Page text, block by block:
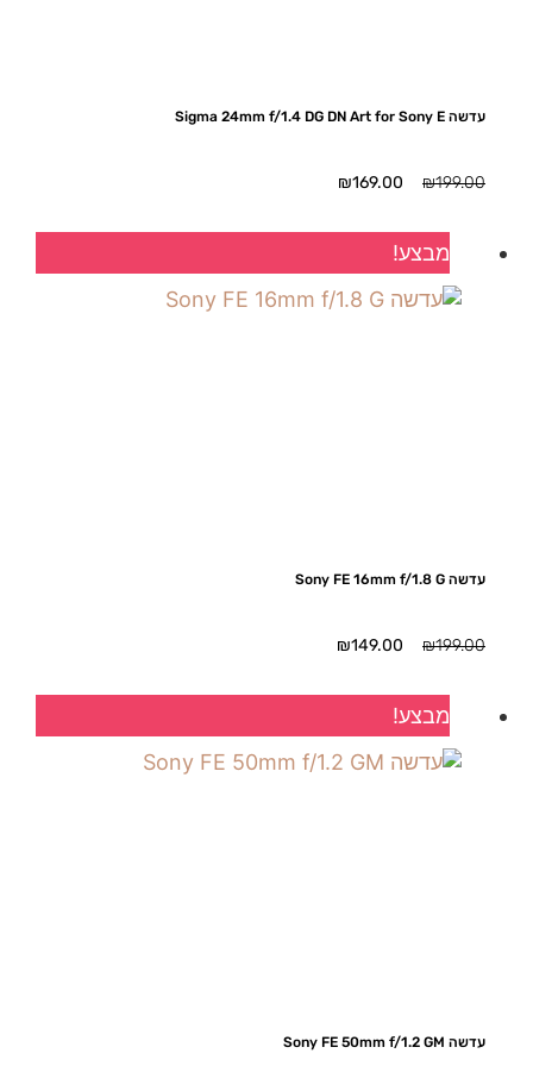
עדשה Sigma 24mm f/1.4 DG DN Art for Sony E
₪199.00
המחיר
היה:
₪199.00.
₪169.00
הוא:
מבצע!
עדשה Sony FE 16mm f/1.8 G
₪199.00
המחיר
היה:
₪199.00.
₪149.00
הוא:
מבצע!
עדשה Sony FE 50mm f/1.2 GM